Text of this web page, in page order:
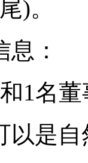
)。
：
名董
是自